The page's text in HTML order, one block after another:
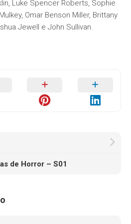
Luke Spencer Roberts, Sophie
Omar Benson Miller, Brittany
Jewell e John Sullivan.
de Horror – S01